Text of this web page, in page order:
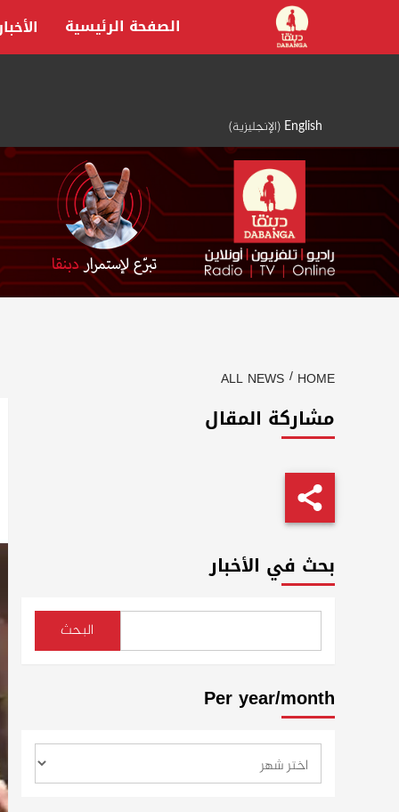
content
English
(الإنجليزية)
الصفحة الرئيسية
HOME
ALL NEWS
مشاركة المقال
بحث في الأخبار
البحث
Per year/month